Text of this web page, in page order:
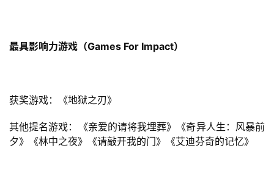
最具影响力游戏（Games For Impact）
获奖游戏：《地狱之刃》
其他提名游戏：《亲爱的请将我埋葬》《奇异人生：风暴前
夕》《林中之夜》《请敲开我的门》《艾迪芬奇的记忆》